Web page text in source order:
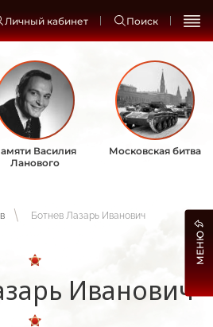
Личный кабинет Поиск
Василия
Ланового
Московская битва
Ботнев Лазарь Иванович
Иванович
МЕНЮ